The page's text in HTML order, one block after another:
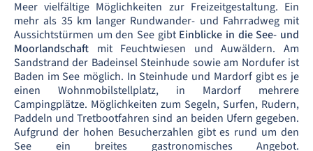
Meer vielfältige Möglichkeiten zur Freizeitgestaltung. Ein
mehr als 35 km langer Rundwander- und Fahrradweg mit
Aussichtstürmen um den See gibt Einblicke in die See- und
Moorlandschaft mit Feuchtwiesen und Auwäldern. Am
Sandstrand der Badeinsel Steinhude sowie am Nordufer ist
Baden im See möglich. In Steinhude und Mardorf gibt es je
einen Wohnmobilstellplatz, in Mardorf mehrere
Campingplätze. Möglichkeiten zum Segeln, Surfen, Rudern,
Paddeln und Tretbootfahren sind an beiden Ufern gegeben.
Aufgrund der hohen Besucherzahlen gibt es rund um den
See ein breites gastronomisches Angebot.